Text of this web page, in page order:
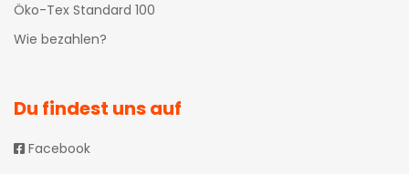
Öko-Tex Standard 100
Wie bezahlen?
Du findest uns auf
Facebook